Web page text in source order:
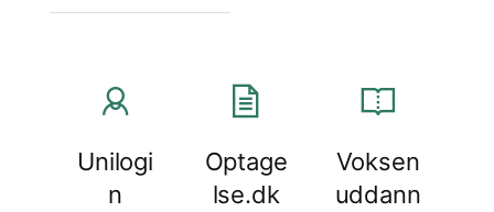
Unilogi
n
Optage
lse.dk
Voksen
uddann